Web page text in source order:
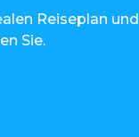
Reiseplan und
Sie.